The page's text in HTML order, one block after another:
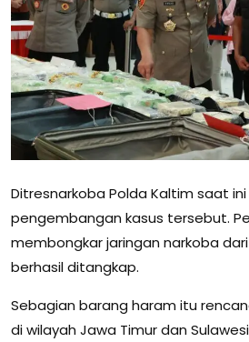
Ditresnarkoba Polda Kaltim saat
pengembangan kasus tersebut.
membongkar jaringan narkoba
berhasil ditangkap.
Sebagian barang haram itu
di wilayah Jawa Timur dan